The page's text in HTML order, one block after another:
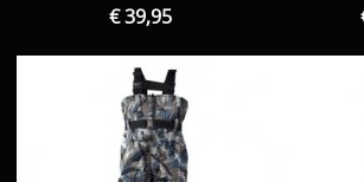
€ 39,95